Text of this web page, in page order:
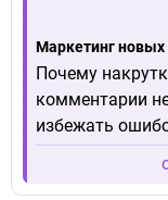
Маркетинг новых
Почему
комментарии
избежать